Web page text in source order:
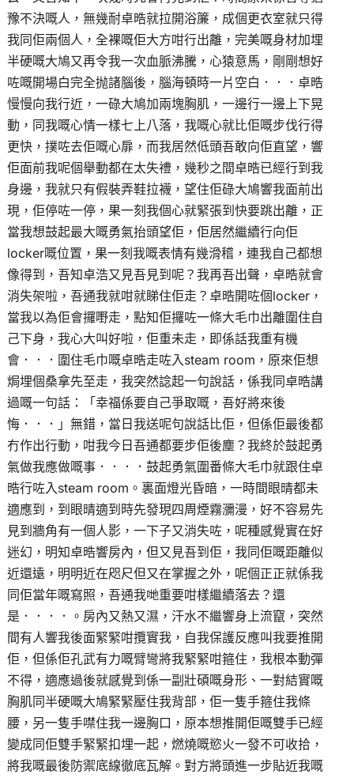
豫不決嘅人，無幾耐卓晧就拉開浴簾，成個更衣室就只得
我同佢兩個人，全裸嘅佢大方咁行出離，完美嘅身材加埋
半硬嘅大鳩又再令我一次血脈沸騰，心猿意馬，剛剛想好
咗嘅開場白完全抛諸腦後，腦海頓時一片空白．．．卓晧
慢慢向我行近，一碌大鳩加兩塊胸肌，一邊行一邊上下晃
動，同我嘅心情一樣七上八落，我嘅心就比佢嘅步伐行得
更快，撲咗去佢嘅心扉，而我居然低頭吾敢向佢直望，響
佢面前我呢個舉動都在太失禮，幾秒之間卓晧已經行到我
身邊，我就只有假裝弄鞋拉襪，望住佢碌大鳩響我面前出
現，佢停咗一停，果一刻我個心就緊張到快要跳出離，正
當我想鼓起最大嘅勇氣抬頭望佢，佢居然繼續行向佢
locker嘅位置，果一刻我嘅表情有幾滑稽，連我自己都想
像得到，吾知卓浩又見吾見到呢？我再吾出聲，卓晧就會
消失架啦，吾通我就咁就睇住佢走？卓晧開咗個locker，
當我以為佢會攞嘢走，點知佢攞咗一條大毛巾出離圍住自
己下身，我心大叫好啦，佢重未走，即係話我重有機
會．．．圍住毛巾嘅卓晧走咗入steam room，原來佢想
焗埋個桑拿先至走，我突然諗起一句說話，係我同卓晧講
過嘅一句話：「幸福係要自己爭取嘅，吾好將來後
悔．．．」無錯，當日我送呢句說話比佢，但係佢最後都
冇作出行動，咁我今日吾通都要步佢後塵？我終於鼓起勇
氣做我應做嘅事．．．．鼓起勇氣圍番條大毛巾就跟住卓
晧行咗入steam room。裏面燈光昏暗，一時間眼晴都未
適應到，到眼晴適到時先發現四周煙霧瀰漫，好不容易先
見到牆角有一個人影，一下子又消失咗，呢種感覺實在好
迷幻，明知卓晧響房內，但又見吾到佢，我同佢嘅距離似
近還遠，明明近在咫尺但又在掌握之外，呢個正正就係我
同佢當年嘅寫照，吾通我哋重要咁樣繼續落去？還
是．．．．。房內又熱又濕，汗水不繼響身上流竄，突然
間有人響我後面緊緊咁攬實我，自我保護反應叫我要推開
佢，但係佢孔武有力嘅臂彎將我緊緊咁箍住，我根本動彈
不得，適應過後就感覺到係一副壯碩嘅身形、一對結實嘅
胸肌同半硬嘅大鳩緊緊壓住我背部，佢一隻手箍住我條
腰，另一隻手噤住我一邊胸口，原本想推開佢嘅雙手已經
變成同佢雙手緊緊扣埋一起，燃燒嘅慾火一發不可收拾，
將我嘅最後防禦底線徹底瓦解。對方將頭進一步貼近我嘅